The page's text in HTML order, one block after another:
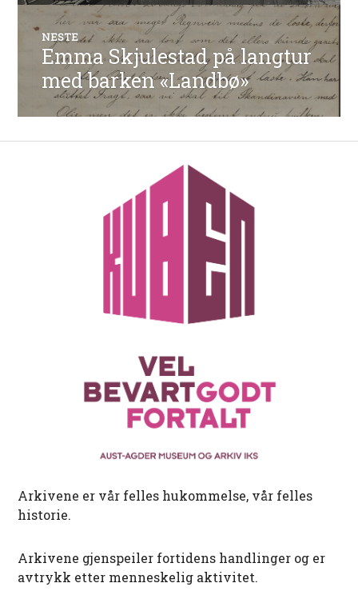
NESTE
Neste
innlegg:
Emma Skjulestad på langtur
med barken «Landbø»
Arkivene er vår felles hukommelse, vår felles
historie.
Arkivene gjenspeiler fortidens handlinger og er
avtrykk etter menneskelig aktivitet.